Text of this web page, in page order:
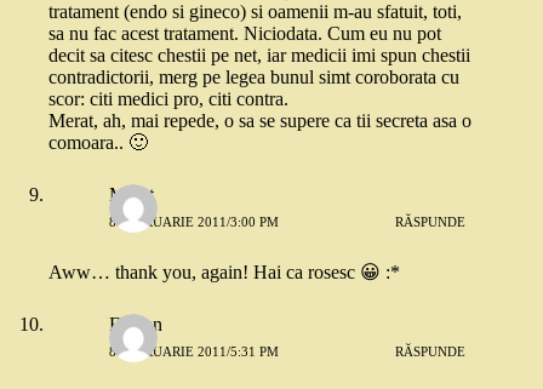
tratament (endo si gineco) si oamenii m-au sfatuit, toti,
sa nu fac acest tratament. Niciodata. Cum eu nu pot
decit sa citesc chestii pe net, iar medicii imi spun chestii
contradictorii, merg pe legea bunul simt coroborata cu
scor: citi medici pro, citi contra.
Merat, ah, mai repede, o sa se supere ca tii secreta asa o
comoara.. 🙂
Merat
8 FEBRUARIE 2011/3:00 PM RĂSPUNDE
Aww… thank you, again! Hai ca rosesc 😀 :*
Fanfan
8 FEBRUARIE 2011/5:31 PM RĂSPUNDE